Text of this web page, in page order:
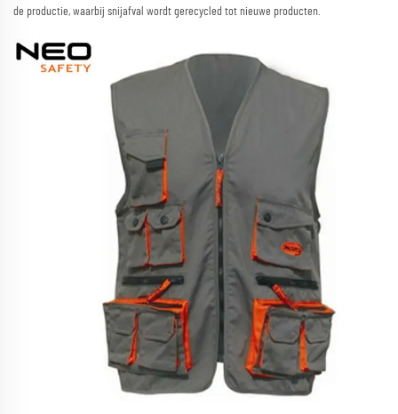
de productie, waarbij snijafval wordt gerecycled tot nieuwe producten.